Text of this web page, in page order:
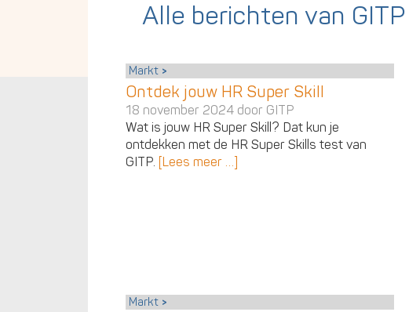
Alle berichten van GITP
Markt
Ontdek jouw HR Super Skill
18 november 2024 door GITP
Wat is jouw HR Super Skill? Dat kun je
ontdekken met de HR Super Skills test van
GITP. [Lees meer …]
Markt